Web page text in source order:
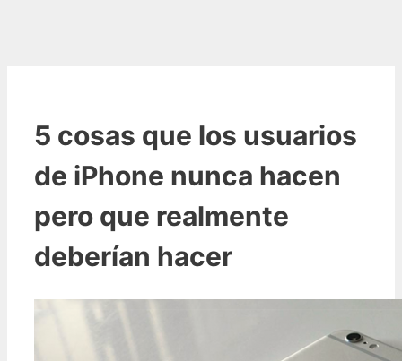
5 cosas que los usuarios
de iPhone nunca hacen
pero que realmente
deberían hacer